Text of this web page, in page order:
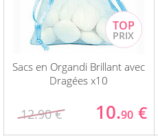
Sacs en Organdi Brillant avec
Dragées x10
12.90 € 10.90 €